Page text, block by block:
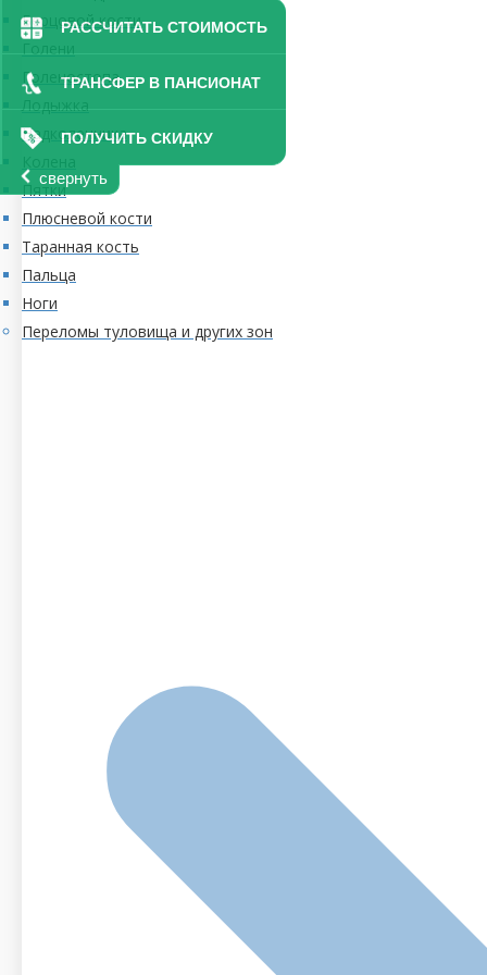
РАССЧИТАТЬ СТОИМОСТЬ
ТРАНСФЕР В ПАНСИОНАТ
ПОЛУЧИТЬ СКИДКУ
свернуть
Берцовой кости
Голеностопа
Лодыжка
Надколенника
Пятки
Плюсневой кости
Таранная кость
Пальца
Ноги
Переломы туловища и других зон